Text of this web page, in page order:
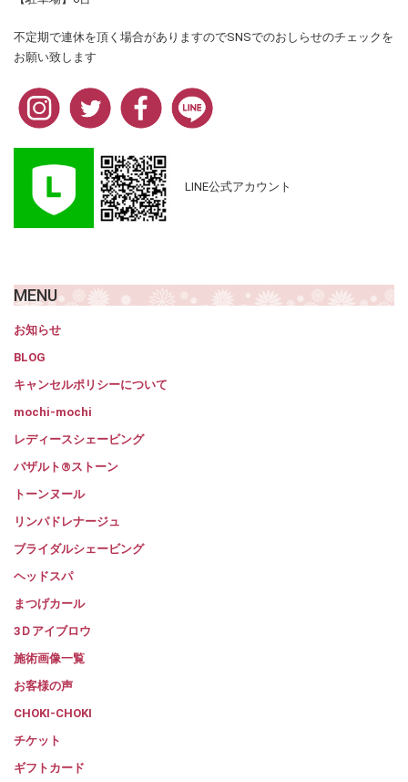
不定期で連休を頂く場合がありますのでSNSでのおしらせのチェックを
お願い致します
LINE公式アカウント
MENU
お知らせ
BLOG
キャンセルポリシーについて
mochi-mochi
レディースシェービング
バザルト®ストーン
トーンヌール
リンパドレナージュ
ブライダルシェービング
ヘッドスパ
まつげカール
3Ｄアイブロウ
施術画像一覧
お客様の声
CHOKI-CHOKI
チケット
ギフトカード